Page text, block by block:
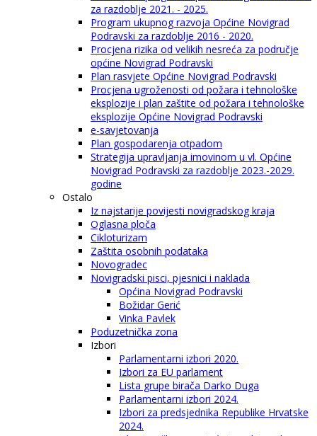
za razdoblje 2021. - 2025.
Program ukupnog razvoja Općine Novigrad
Podravski za razdoblje 2016 - 2020.
Procjena rizika od velikih nesreća za područje
općine Novigrad Podravski
Plan rasvjete Općine Novigrad Podravski
Procjena ugroženosti od požara i tehnološke
eksplozije i plan zaštite od požara i tehnološke
eksplozije Općine Novigrad Podravski
e-savjetovanja
Plan gospodarenja otpadom
Strategija upravljanja imovinom u vl. Općine
Novigrad Podravski za razdoblje 2023.-2029.
godine
Ostalo
Iz najstarije povijesti novigradskog kraja
Oglasna ploča
Cikloturizam
Zaštita osobnih podataka
Novogradec
Novigradski pisci, pjesnici i naklada
Općina Novigrad Podravski
Božidar Gerić
Vinka Pavlek
Poduzetnička zona
Izbori
Parlamentarni izbori 2020.
Izbori za EU parlament
Lista grupe birača Darko Duga
Parlamentarni izbori 2024.
Izbori za predsjednika Republike Hrvatske
2024.